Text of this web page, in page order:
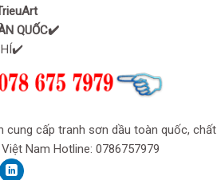
QUỐC✔️
cung cấp tranh sơn dầu toàn quốc, chất
Nam Hotline: 0786757979